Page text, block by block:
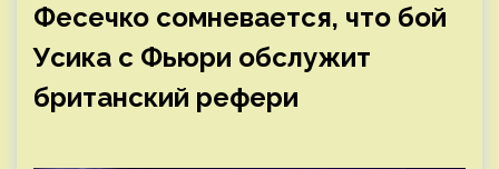
Фесечко сомневается, что бой
Усика с Фьюри обслужит
британский рефери